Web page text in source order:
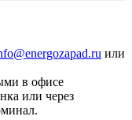
или
в офисе
или через